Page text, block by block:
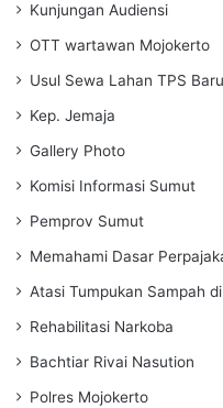
Kunjungan Audiensi
OTT wartawan Mojokerto
Usul Sewa Lahan TPS Baru
Kep. Jemaja
Gallery Photo
Komisi Informasi Sumut
Pemprov Sumut
Memahami Dasar
Atasi Tumpukan Sampah
Rehabilitasi Narkoba
Bachtiar Rivai Nasution
Polres Mojokerto